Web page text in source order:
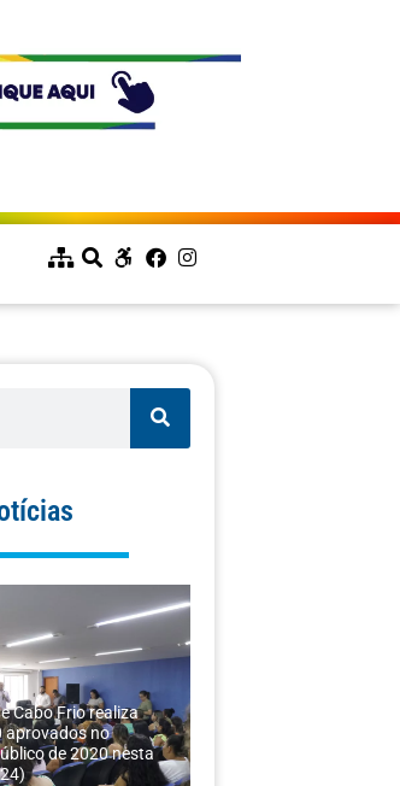
Cabo Frio realiza
aprovados no
de 2020 nesta